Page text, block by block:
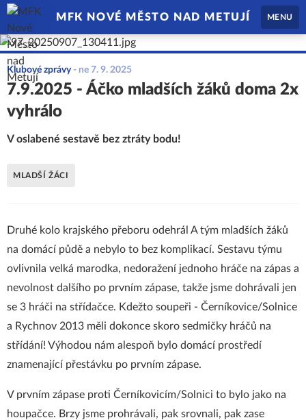
MFK NOVÉ MĚSTO NAD METUJÍ MENU
Klubové zprávy - ne 7. 9. 2025
7.9.2025 - Áčko mladších žáků doma 2x
vyhrálo
V oslabené sestavě bez ztráty bodu!
MLADŠÍ ŽÁCI
Druhé kolo krajského přeboru odehrál A tým mladších žáků
na domácí půdě a nebylo to bez komplikací. Sestavu týmu
ovlivnila velká marodka, nedoražení jednoho hráče na zápas a
nevolnost dalšího po prvním zápase, takže jsme dohrávali jen
se 3 hráči na střídačce. Kdežto soupeři - Černíkovice/Solnice
a Rychnov 2013 měli dokonce skoro sedmičky hráčů na
střídání! Výhodou nám alespoň bylo domácí prostředí
znamenající přestávku po prvním zápase.
V prvním zápase proti Černíkovicím/Solnici to bylo jako na
houpačce. Brzy jsme prohrávali, pak srovnali, pak zase